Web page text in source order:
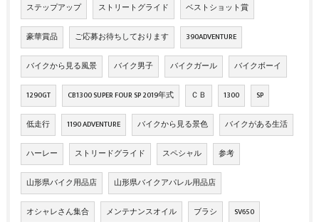
ステップアップ ストリートグライド ベストショット賞
豪華賞品 ご応募お待ちしております 390ADVENTURE
バイクから見る風景 バイク男子 バイクガール バイクボーイ
1290GT CB1300 SUPER FOUR SP 2019年式 ＣＢ 1300 SP
低走行 1190 ADVENTURE バイクから見る景色 バイクがある生活
ハーレー ストリードグライド スペシャル 参考
山形県バイク用品店 山形県バイクアパレル用品店
オシャレさん集合 メンテナンスオイル ブラシ SV650